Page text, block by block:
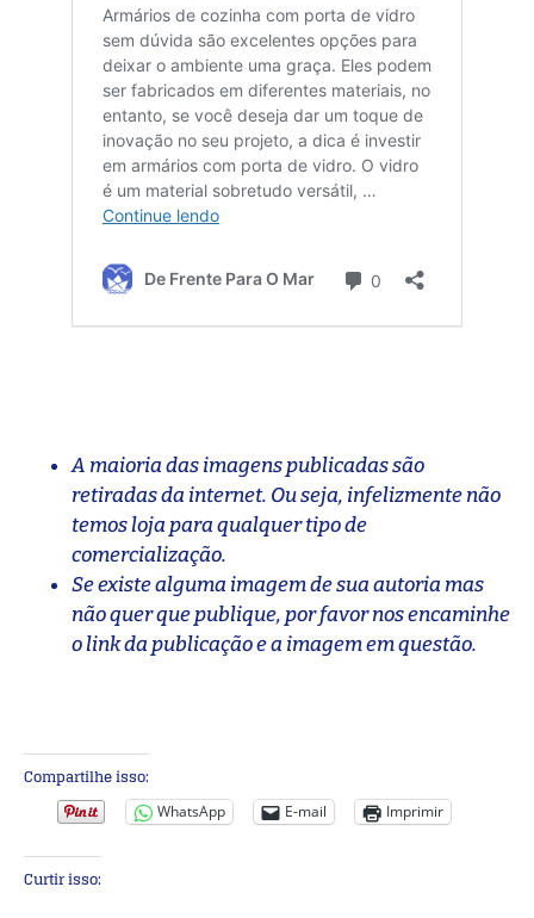
A maioria das imagens publicadas são
retiradas da internet. Ou seja, infelizmente não
temos loja para qualquer tipo de
comercialização.
Se existe alguma imagem de sua autoria mas
não quer que publique, por favor nos encaminhe
o link da publicação e a imagem em questão.
Compartilhe isso:
WhatsApp E-mail Imprimir
Curtir isso: